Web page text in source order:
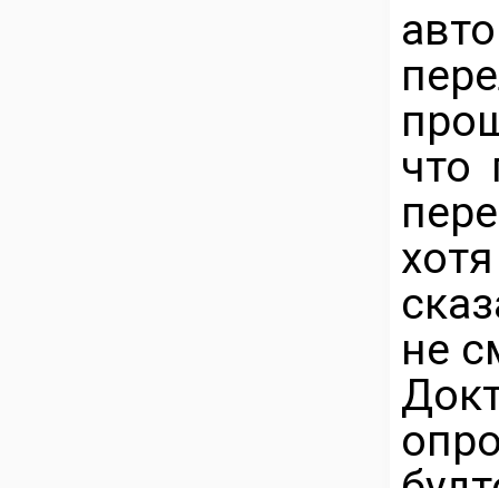
что
не